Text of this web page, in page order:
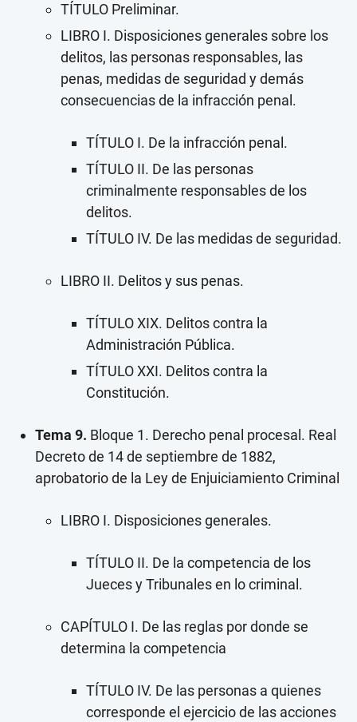
TÍTULO Preliminar.
LIBRO I. Disposiciones generales sobre los
delitos, las personas responsables, las
penas, medidas de seguridad y demás
consecuencias de la infracción penal.
TÍTULO I. De la infracción penal.
TÍTULO II. De las personas
criminalmente responsables de los
delitos.
TÍTULO IV. De las medidas de seguridad.
LIBRO II. Delitos y sus penas.
TÍTULO XIX. Delitos contra la
Administración Pública.
TÍTULO XXI. Delitos contra la
Constitución.
Tema 9. Bloque 1. Derecho penal procesal. Real
Decreto de 14 de septiembre de 1882,
aprobatorio de la Ley de Enjuiciamiento Criminal
LIBRO I. Disposiciones generales.
TÍTULO II. De la competencia de los
Jueces y Tribunales en lo criminal.
CAPÍTULO I. De las reglas por donde se
determina la competencia
TÍTULO IV. De las personas a quienes
corresponde el ejercicio de las acciones